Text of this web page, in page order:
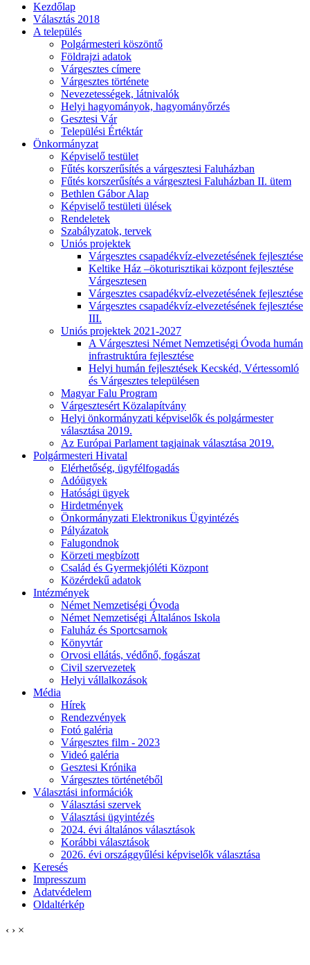
Kezdőlap
Választás 2018
A település
Polgármesteri köszöntő
Földrajzi adatok
Várgesztes címere
Várgesztes története
Nevezetességek, látnivalók
Helyi hagyományok, hagyományőrzés
Gesztesi Vár
Települési Értéktár
Önkormányzat
Képviselő testület
Fűtés korszerűsítés a várgesztesi Faluházban
Fűtés korszerűsítés a várgesztesi Faluházban II. ütem
Bethlen Gábor Alap
Képviselő testületi ülések
Rendeletek
Szabályzatok, tervek
Uniós projektek
Várgesztes csapadékvíz-elvezetésének fejlesztése
Keltike Ház –ökoturisztikai központ fejlesztése
Várgesztesen
Várgesztes csapadékvíz-elvezetésének fejlesztése
Várgesztes csapadékvíz-elvezetésének fejlesztése
III.
Uniós projektek 2021-2027
A Várgesztesi Német Nemzetiségi Óvoda humán
infrastruktúra fejlesztése
Helyi humán fejlesztések Kecskéd, Vértessomló
és Várgesztes településen
Magyar Falu Program
Várgesztesért Közalapítvány
Helyi önkormányzati képviselők és polgármester
választása 2019.
Az Európai Parlament tagjainak választása 2019.
Polgármesteri Hivatal
Elérhetőség, ügyfélfogadás
Adóügyek
Hatósági ügyek
Hirdetmények
Önkormányzati Elektronikus Ügyintézés
Pályázatok
Falugondnok
Körzeti megbízott
Család és Gyermekjóléti Központ
Közérdekű adatok
Intézmények
Német Nemzetiségi Óvoda
Német Nemzetiségi Általános Iskola
Faluház és Sportcsarnok
Könyvtár
Orvosi ellátás, védőnő, fogászat
Civil szervezetek
Helyi vállalkozások
Média
Hírek
Rendezvények
Fotó galéria
Várgesztes film - 2023
Videó galéria
Gesztesi Krónika
Várgesztes történetéből
Választási információk
Választási szervek
Választási ügyintézés
2024. évi általános választások
Korábbi választások
2026. évi országgyűlési képviselők választása
Keresés
Impresszum
Adatvédelem
Oldaltérkép
‹ › ×